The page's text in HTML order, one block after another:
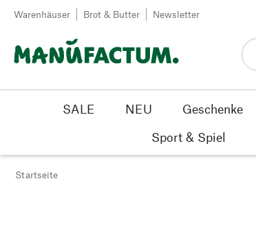
Zum Inhalt springen
Warenhäuser Brot & Butter Newsletter
SALE NEU Geschenke
Sport & Spiel
Startseite